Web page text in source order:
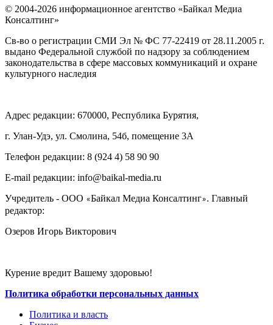
© 2004-2026 информационное агентство «Байкал Медиа
Консалтинг»
Св-во о регистрации СМИ Эл № ФС 77-22419 от 28.11.2005 г.
выдано Федеральной службой по надзору за соблюдением
законодательства в сфере массовых коммуникаций и охране
культурного наследия
Адрес редакции: 670000, Республика Бурятия,
г. Улан-Удэ, ул. Смолина, 54б, помещение 3А
Телефон редакции: ‎‎8 (924 4) 58 90 90
E-mail редакции: info@baikal-media.ru
Учредитель - ООО «Байкал Медиа Консалтинг». Главный
редактор:
Озеров Игорь Викторович
Курение вредит Вашему здоровью!
Политика обработки персональных данных
Политика и власть